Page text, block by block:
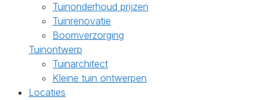
Tuinonderhoud prijzen
Tuinrenovatie
Boomverzorging
Tuinontwerp
Tuinarchitect
Kleine tuin ontwerpen
Locaties